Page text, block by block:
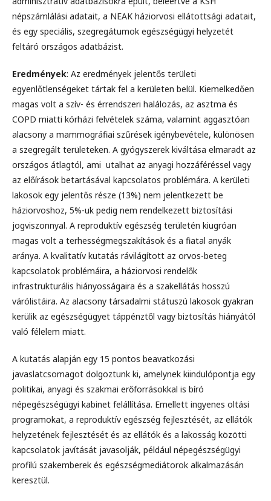
népszámlálási adatait, a NEAK háziorvosi ellátottsági adatait,
és egy speciális, szegregátumok egészségügyi helyzetét
feltáró országos adatbázist.
Eredmények: Az eredmények jelentős területi
egyenlőtlenségeket tártak fel a kerületen belül. Kiemelkedően
magas volt a szív- és érrendszeri halálozás, az asztma és
COPD miatti kórházi felvételek száma, valamint aggasztóan
alacsony a mammográfiai szűrések igénybevétele, különösen
a szegregált területeken. A gyógyszerek kiváltása elmaradt az
országos átlagtól, ami utalhat az anyagi hozzáféréssel vagy
az előírások betartásával kapcsolatos problémára. A kerületi
lakosok egy jelentős része (13%) nem jelentkezett be
háziorvoshoz, 5%-uk pedig nem rendelkezett biztosítási
jogviszonnyal. A reproduktív egészség területén kiugróan
magas volt a terhességmegszakítások és a fiatal anyák
aránya. A kvalitatív kutatás rávilágított az orvos-beteg
kapcsolatok problémáira, a háziorvosi rendelők
infrastrukturális hiányosságaira és a szakellátás hosszú
várólistáira. Az alacsony társadalmi státuszú lakosok gyakran
kerülik az egészségügyet táppénztől vagy biztosítás hiányától
való félelem miatt.
A kutatás alapján egy 15 pontos beavatkozási
javaslatcsomagot dolgoztunk ki, amelynek kiindulópontja egy
politikai, anyagi és szakmai erőforrásokkal is bíró
népegészségügyi kabinet felállítása. Emellett ingyenes oltási
programokat, a reproduktív egészség fejlesztését, az ellátók
helyzetének fejlesztését és az ellátók és a lakosság közötti
kapcsolatok javítását javasolják, például népegészségügyi
profilú szakemberek és egészségmediátorok alkalmazásán
keresztül.